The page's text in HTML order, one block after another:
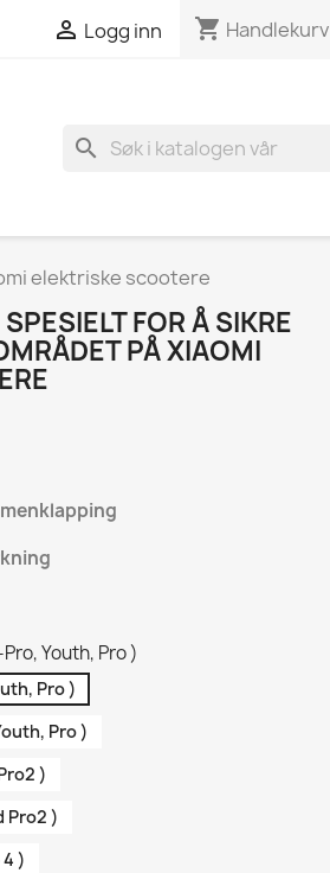
 Logg inn shopping_cart Handlekurv
search
elektriske scootere
FOR Å SIKRE
PÅ XIAOMI
Youth, Pro )
Pro )
Pro )
)
Pro2 )
)